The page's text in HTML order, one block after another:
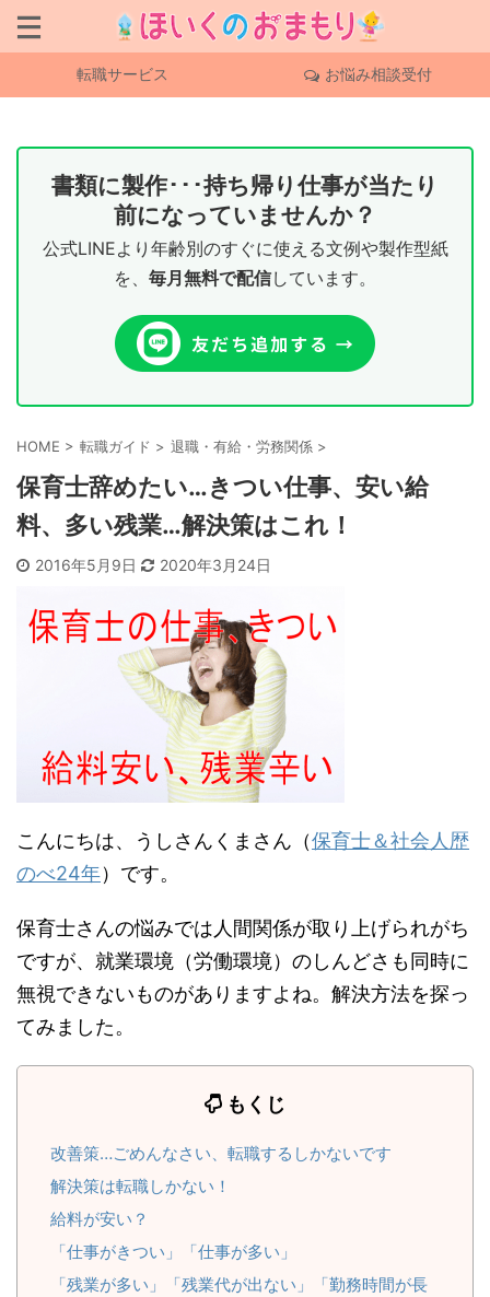
転職サービス お悩み相談受付
書類に製作･･･持ち帰り仕事が当たり
前になっていませんか？
公式LINEより年齢別のすぐに使える文例や製作型紙
を、 毎月無料で配信しています。
HOME > 転職ガイド > 退職・有給・労務関係 >
保育士辞めたい…きつい仕事、安い給
料、多い残業…解決策はこれ！
2016年5月9日 2020年3月24日
こんにちは、うしさんくまさん（保育士＆社会人歴
のべ24年）です。
保育士さんの悩みでは人間関係が取り上げられがち
ですが、就業環境（労働環境）のしんどさも同時に
無視できないものがありますよね。解決方法を探っ
てみました。
もくじ
改善策…ごめんなさい、転職するしかないです
解決策は転職しかない！
給料が安い？
「仕事がきつい」「仕事が多い」
「残業が多い」「残業代が出ない」「勤務時間が長